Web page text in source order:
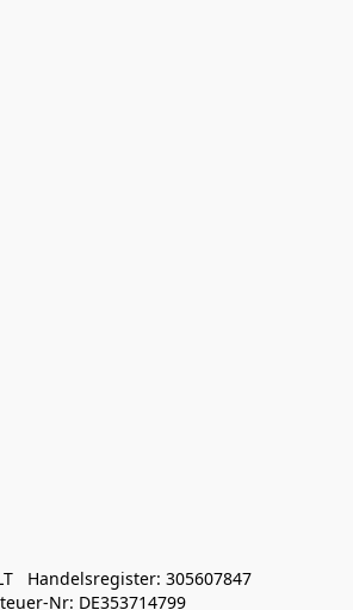
Handelsregister: 305607847
Nr: DE353714799